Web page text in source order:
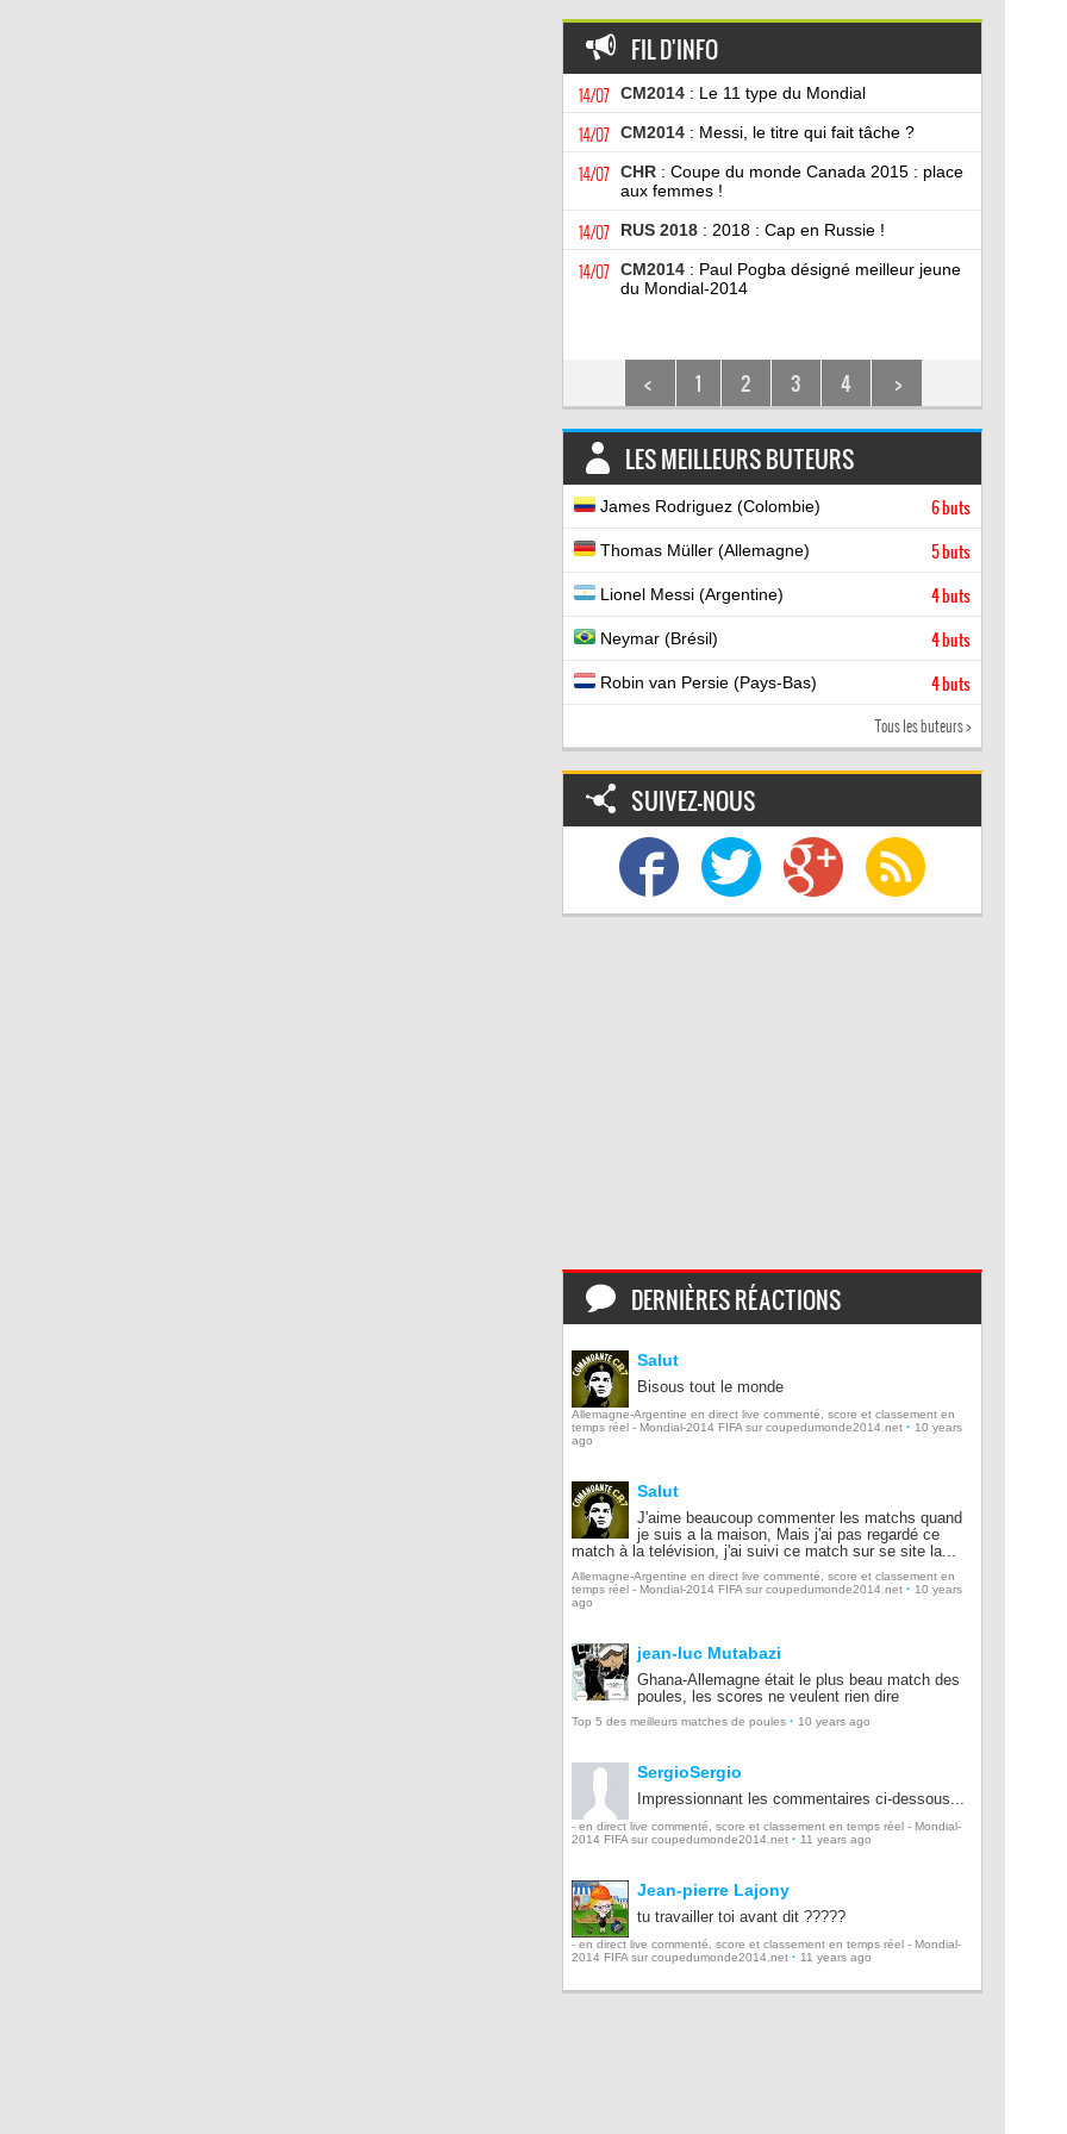
FIL D'INFO
14/07 CM2014: Le 11 type du Mondial
14/07 CM2014: Messi, le titre qui fait tâche ?
14/07 CHR: Coupe du monde Canada 2015 : place
aux femmes !
14/07 RUS 2018: 2018 : Cap en Russie !
14/07 CM2014: Paul Pogba désigné meilleur jeune
du Mondial-2014
< 1 2 3 4 >
LES MEILLEURS BUTEURS
James Rodriguez (Colombie) 6 buts
Thomas Müller (Allemagne) 5 buts
Lionel Messi (Argentine) 4 buts
Neymar (Brésil) 4 buts
Robin van Persie (Pays-Bas) 4 buts
Tous les buteurs >
SUIVEZ-NOUS
DERNIÈRES RÉACTIONS
Salut
Bisous tout le monde
Allemagne-Argentine en direct live commenté, score et classement en
temps réel - Mondial-2014 FIFA sur coupedumonde2014.net · 10 years
ago
Salut
J'aime beaucoup commenter les matchs quand
je suis a la maison, Mais j'ai pas regardé ce
match à la telévision, j'ai suivi ce match sur se site la...
Allemagne-Argentine en direct live commenté, score et classement en
temps réel - Mondial-2014 FIFA sur coupedumonde2014.net · 10 years
ago
jean-luc Mutabazi
Ghana-Allemagne était le plus beau match des
poules, les scores ne veulent rien dire
Top 5 des meilleurs matches de poules · 10 years ago
SergioSergio
Impressionnant les commentaires ci-dessous...
- en direct live commenté, score et classement en temps réel - Mondial-
2014 FIFA sur coupedumonde2014.net · 11 years ago
Jean-pierre Lajony
tu travailler toi avant dit ?????
- en direct live commenté, score et classement en temps réel - Mondial-
2014 FIFA sur coupedumonde2014.net · 11 years ago